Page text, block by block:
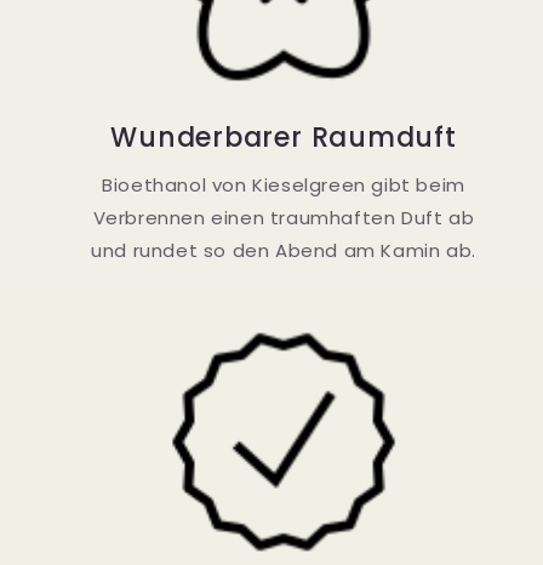
Wunderbarer Raumduft
Bioethanol von Kieselgreen gibt beim
Verbrennen einen traumhaften Duft ab
und rundet so den Abend am Kamin ab.